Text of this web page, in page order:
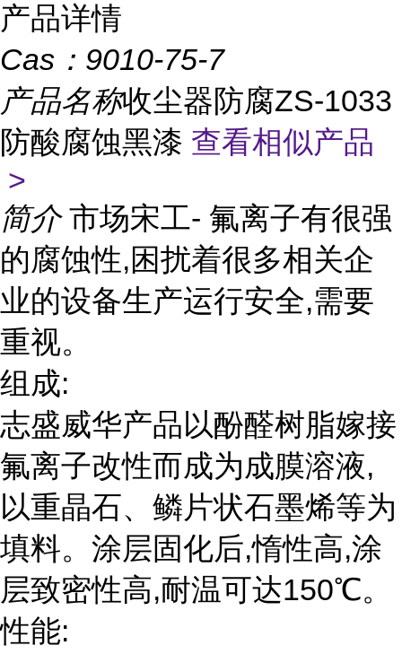
产品详情
Cas： 9010-75-7
产品名称收尘器防腐ZS-1033
防酸腐蚀黑漆 查看相似产品
>
简介 市场宋工- 氟离子有很强
的腐蚀性,困扰着很多相关企
业的设备生产运行安全,需要
重视。
组成:
志盛威华产品以酚醛树脂嫁接
氟离子改性而成为成膜溶液,
以重晶石、鳞片状石墨烯等为
填料。涂层固化后,惰性高,涂
层致密性高,耐温可达150℃。
性能: